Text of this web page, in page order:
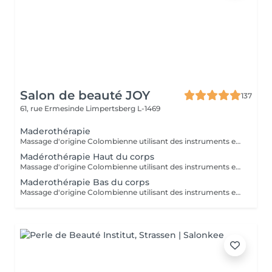
Salon de beauté JOY
137
61, rue Ermesinde Limpertsberg L-1469
Maderothérapie
Massage d'origine Colombienne utilisant des instruments en bois naturel pour remodeler le corps, briser les graisses, stimuler le système lymphatique et lisser la peau. Cette méthode non invasive cible la cellulite ( cuisse , ventre, bras ) et raffermie la silhouette.
Madérothérapie Haut du corps
Massage d'origine Colombienne utilisant des instruments en bois naturel pour remodeler le corps, briser les graisses, stimuler le système lymphatique et lisser la peau. Cette méthode non invasive cible la cellulite ( cuisse , ventre, bras ) et raffermie la silhouette.
Maderothérapie Bas du corps
Massage d'origine Colombienne utilisant des instruments en bois naturel pour remodeler le corps, briser les graisses, stimuler le système lymphatique et lisser la peau. Cette méthode non invasive cible la cellulite ( cuisse , ventre, bras ) et raffermie la silhouette.